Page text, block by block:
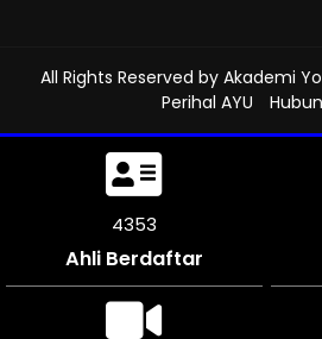
All Rights Reserved by Akademi
Perihal AYU
4896
Ahli Berdaftar